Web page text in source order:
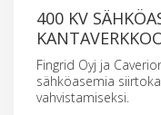
400 KV
Fingrid Oyj ja
sähköasemia
vahvistamiseksi.